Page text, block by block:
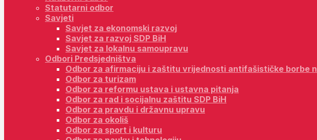
Statutarni odbor
Savjeti
Savjet za ekonomski razvoj
Savjet za razvoj SDP BiH
Savjet za lokalnu samoupravu
Odbori Predsjedništva
Odbor za afirmaciju i zaštitu vrijednosti antifašističke borbe
Odbor za turizam
Odbor za reformu ustava i ustavna pitanja
Odbor za rad i socijalnu zaštitu SDP BiH
Odbor za pravdu i državnu upravu
Odbor za okoliš
Odbor za sport i kulturu